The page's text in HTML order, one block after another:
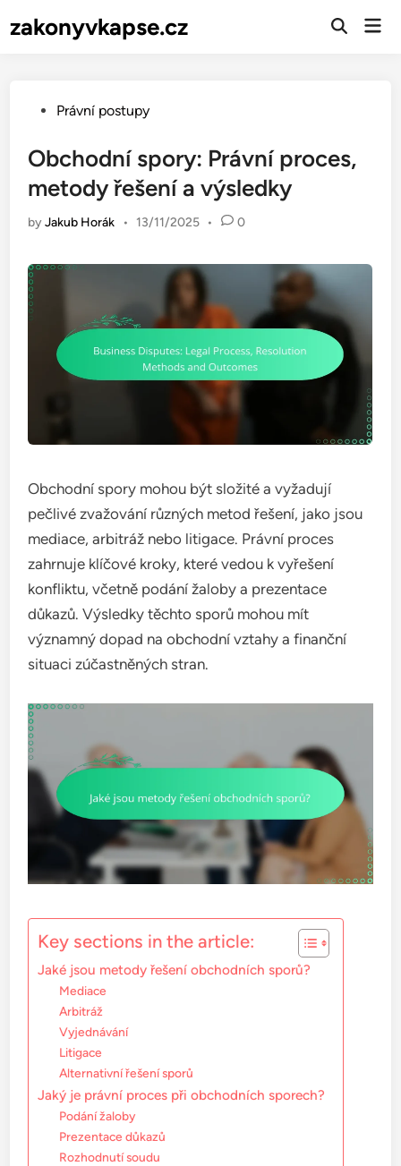
tozakonyvkapse.cz
Open
PostedPrávní postupy
Obchodní spory: Právní proces,
metody řešení a výsledky
byJakub Horák • 13/11/2025 • 0
Obchodní spory mohou být složité a vyžadují
pečlivé zvažování různých metod řešení, jako jsou
mediace, arbitráž nebo litigace. Právní proces
zahrnuje klíčové kroky, které vedou k vyřešení
konfliktu, včetně podání žaloby a prezentace
důkazů. Výsledky těchto sporů mohou mít
významný dopad na obchodní vztahy a finanční
situaci zúčastněných stran.
Key sections in the article:
Jaké jsou metody řešení obchodních sporů?
Mediace
Arbitráž
Vyjednávání
Litigace
Alternativní řešení sporů
Jaký je právní proces při obchodních sporech?
Podání žaloby
Prezentace důkazů
Rozhodnutí soudu